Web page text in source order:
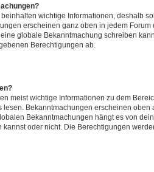
wichtige Informationen, deshalb
erscheinen ganz oben in jedem
globale Bekanntmachung schreiben
Berechtigungen ab.
meist wichtige Informationen zu dem
lesen. Bekanntmachungen erscheinen oben
Bekanntmachungen hängt es von
kannst oder nicht. Die Berechtigungen